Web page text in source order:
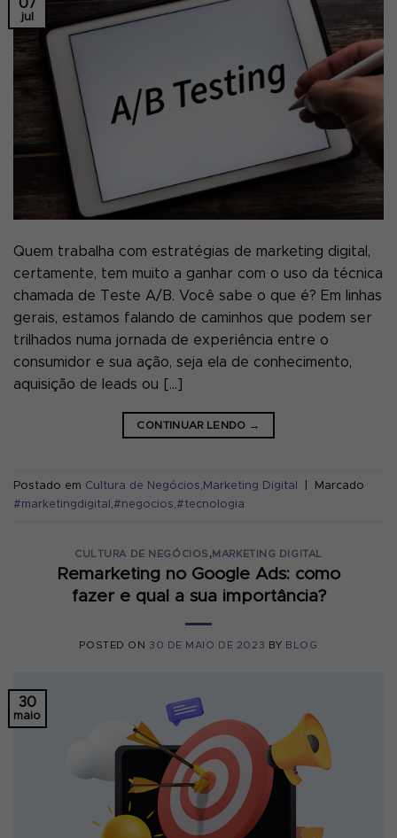
07
jul
Quem trabalha com estratégias de marketing digital,
certamente, tem muito a ganhar com o uso da técnica
chamada de Teste A/B. Você sabe o que é? Em linhas
gerais, estamos falando de caminhos que podem ser
trilhados numa jornada de experiência entre o
consumidor e sua ação, seja ela de conhecimento,
aquisição de leads ou […]
CONTINUAR LENDO →
Postado em Cultura de Negócios, Marketing Digital
Marcado
#marketingdigital ,#negocios,#tecnologia
CULTURA DE NEGÓCIOS ,MARKETING DIGITAL
Remarketing no Google Ads: como
fazer e qual a sua importância?
POSTED ON 30 DE MAIO DE 2023 BY BLOG
30
maio